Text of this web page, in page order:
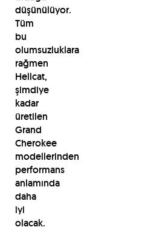
düşünülüyor.
Tüm
bu
olumsuzluklara
rağmen
Hellcat,
şimdiye
kadar
üretilen
Grand
Cherokee
modellerinden
performans
anlamında
daha
iyi
olacak.